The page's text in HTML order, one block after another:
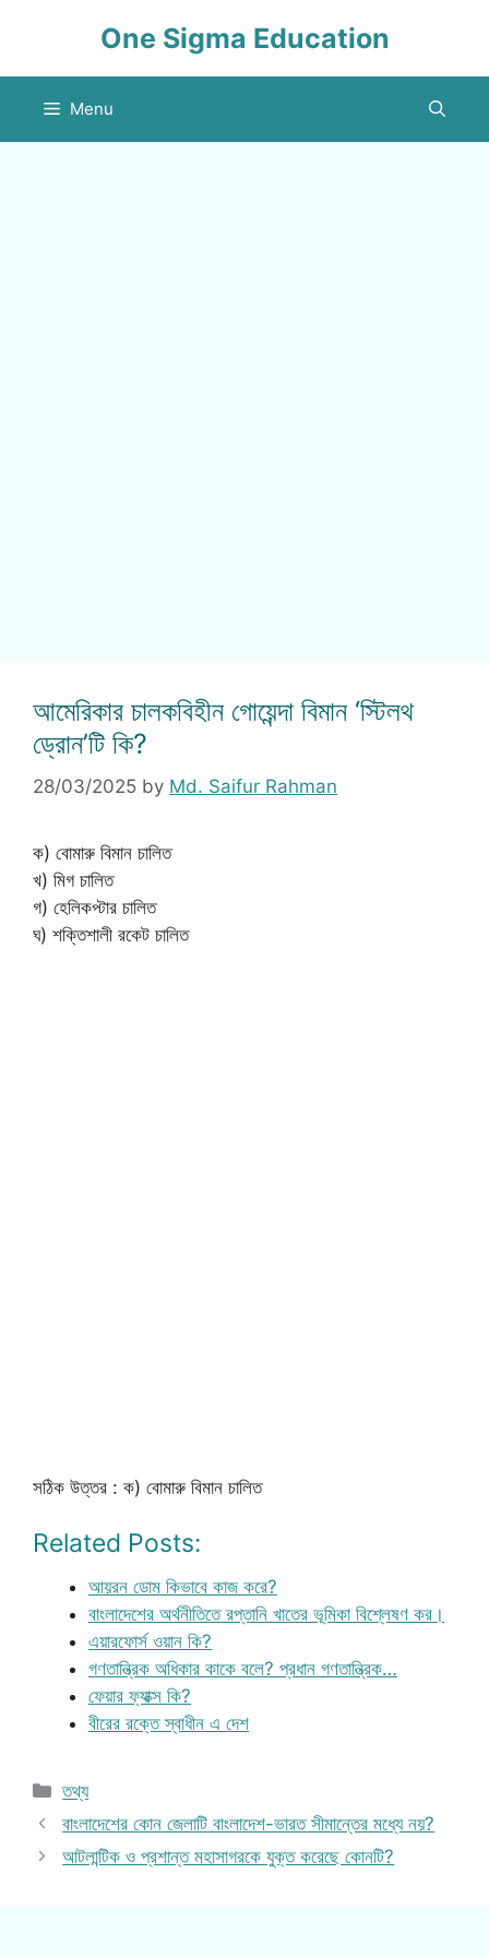
One Sigma Education
Menu
আমেরিকার চালকবিহীন গোয়েন্দা বিমান ‘স্টিলথ
ড্রোন’টি কি?
28/03/2025 by Md. Saifur Rahman
ক) বোমারু বিমান চালিত
খ) মিগ চালিত
গ) হেলিকপ্টার চালিত
ঘ) শক্তিশালী রকেট চালিত
সঠিক উত্তর : ক) বোমারু বিমান চালিত
Related Posts:
আয়রন ডোম কিভাবে কাজ করে?
বাংলাদেশের অর্থনীতিতে রপ্তানি খাতের ভূমিকা বিশ্লেষণ কর।
এয়ারফোর্স ওয়ান কি?
গণতান্ত্রিক অধিকার কাকে বলে? প্রধান গণতান্ত্রিক…
ফেয়ার ফ্যাক্স কি?
বীরের রক্তে স্বাধীন এ দেশ
Categories
তথ্য
বাংলাদেশের কোন জেলাটি বাংলাদেশ-ভারত সীমান্তের মধ্যে নয়?
আটলান্টিক ও প্রশান্ত মহাসাগরকে যুক্ত করেছে কোনটি?